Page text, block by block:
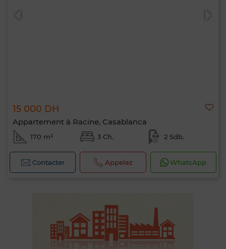
15 000 DH
Appartement à Racine, Casablanca
170 m² 3 Ch. 2 Sdb.
Contacter Appelez WhatsApp